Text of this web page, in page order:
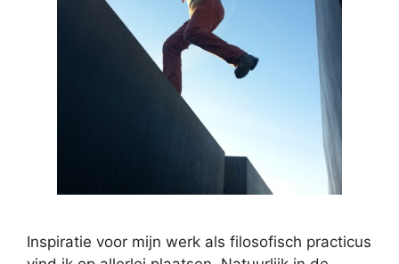
Inspiratie voor mijn werk als filosofisch practicus